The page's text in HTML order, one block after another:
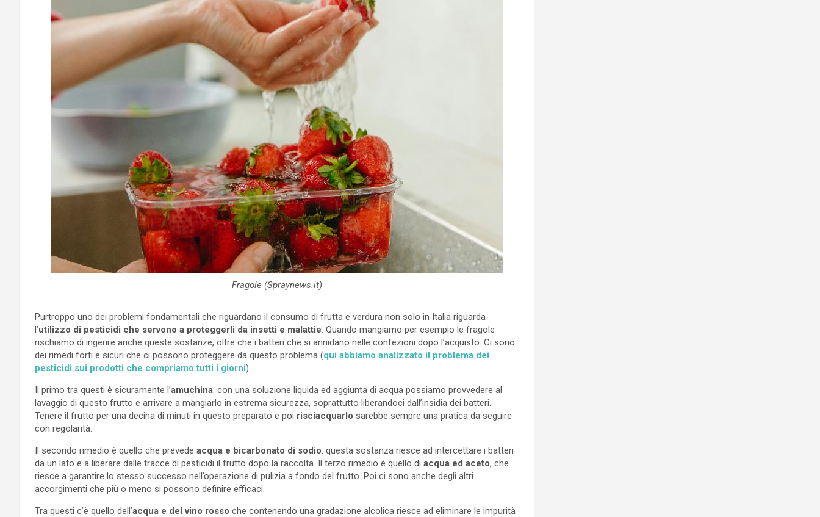
Fragole (Spraynews.it)
Purtroppo uno dei problemi fondamentali che riguardano il consumo di frutta e verdura non solo in Italia riguarda
l’utilizzo di pesticidi che servono a proteggerli da insetti e malattie . Quando mangiamo per esempio le fragole
rischiamo di ingerire anche queste sostanze, oltre che i batteri che si annidano nelle confezioni dopo l’acquisto. Ci sono
dei rimedi forti e sicuri che ci possono proteggere da questo problema (qui abbiamo analizzato il problema dei
pesticidi sui prodotti che compriamo tutti i giorni).
Il primo tra questi è sicuramente l’amuchina: con una soluzione liquida ed aggiunta di acqua possiamo provvedere al
lavaggio di questo frutto e arrivare a mangiarlo in estrema sicurezza, soprattutto liberandoci dall’insidia dei batteri.
Tenere il frutto per una decina di minuti in questo preparato e poi risciacquarlo sarebbe sempre una pratica da seguire
con regolarità.
Il secondo rimedio è quello che prevede acqua e bicarbonato di sodio: questa sostanza riesce ad intercettare i batteri
da un lato e a liberare dalle tracce di pesticidi il frutto dopo la raccolta. Il terzo rimedio è quello di acqua ed aceto, che
riesce a garantire lo stesso successo nell’operazione di pulizia a fondo del frutto. Poi ci sono anche degli altri
accorgimenti che più o meno si possono definire efficaci.
Tra questi c’è quello dell’acqua e del vino rosso che contenendo una gradazione alcolica riesce ad eliminare le impurità